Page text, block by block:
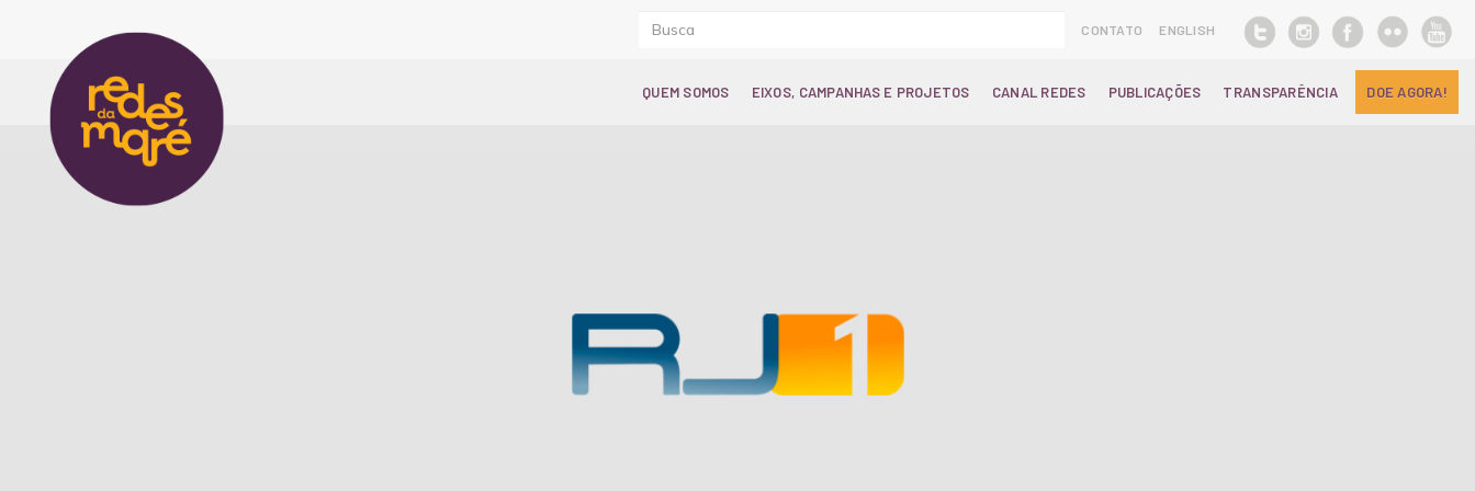
CONTATO ENGLISH
QUEM SOMOS EIXOS, CAMPANHAS E PROJETOS CANAL REDES PUBLICAÇÕES TRANSPARÊNCIA DOE AGORA!